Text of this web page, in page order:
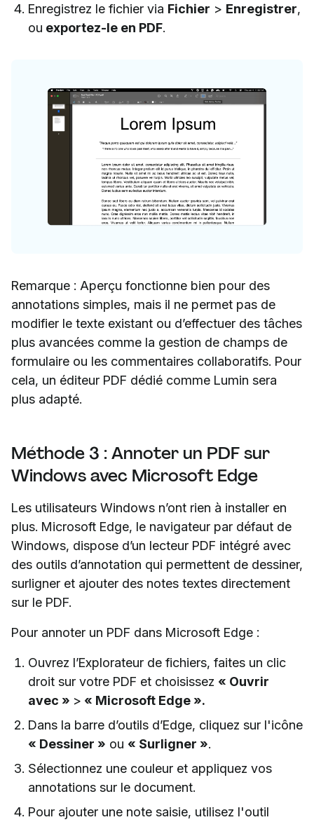
Enregistrez le fichier via Fichier > Enregistrer,
ou exportez-le en PDF.
Remarque : Aperçu fonctionne bien pour des
annotations simples, mais il ne permet pas de
modifier le texte existant ou d’effectuer des tâches
plus avancées comme la gestion de champs de
formulaire ou les commentaires collaboratifs. Pour
cela, un éditeur PDF dédié comme Lumin sera
plus adapté.
Méthode 3 : Annoter un PDF sur
Windows avec Microsoft Edge
Les utilisateurs Windows n’ont rien à installer en
plus. Microsoft Edge, le navigateur par défaut de
Windows, dispose d’un lecteur PDF intégré avec
des outils d’annotation qui permettent de dessiner,
surligner et ajouter des notes textes directement
sur le PDF.
Pour annoter un PDF dans Microsoft Edge :
Ouvrez l’Explorateur de fichiers, faites un clic
droit sur votre PDF et choisissez « Ouvrir
avec » > « Microsoft Edge ».
Dans la barre d’outils d’Edge, cliquez sur l'icône
« Dessiner » ou « Surligner ».
Sélectionnez une couleur et appliquez vos
annotations sur le document.
Pour ajouter une note saisie, utilisez l'outil